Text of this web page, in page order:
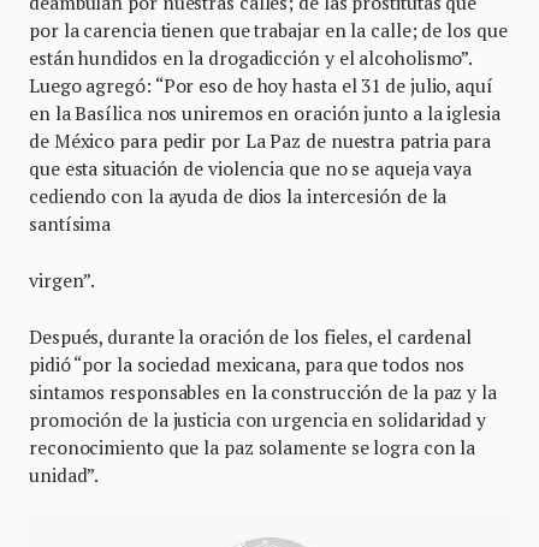
por la carencia tienen que trabajar en la calle; de los que
están hundidos en la drogadicción y el alcoholismo”.
Luego agregó: “Por eso de hoy hasta el 31 de julio, aquí
en la Basílica nos uniremos en oración junto a la iglesia
de México para pedir por La Paz de nuestra patria para
que esta situación de violencia que no se aqueja vaya
cediendo con la ayuda de dios la intercesión de la
santísima
virgen”.
Después, durante la oración de los fieles, el cardenal
pidió “por la sociedad mexicana, para que todos nos
sintamos responsables en la construcción de la paz y la
promoción de la justicia con urgencia en solidaridad y
reconocimiento que la paz solamente se logra con la
unidad”.